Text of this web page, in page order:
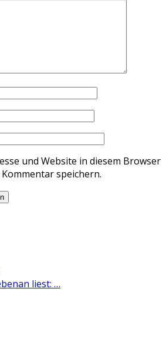
und Website in diesem Browser
speichern.
liest: …